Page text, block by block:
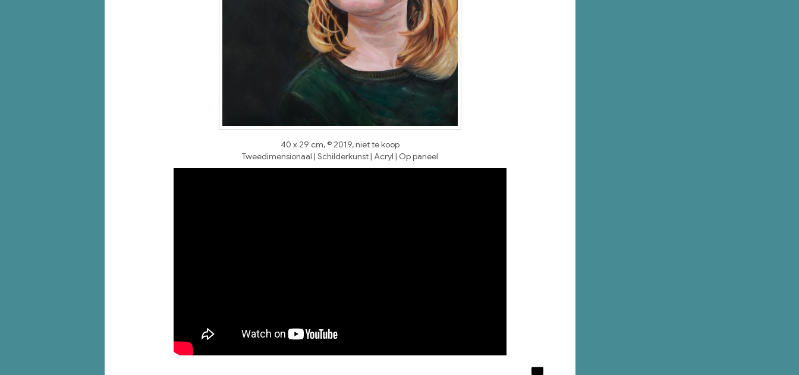
40 x 29 cm, © 2019, niet te koop
Tweedimensionaal | Schilderkunst | Acryl | Op paneel